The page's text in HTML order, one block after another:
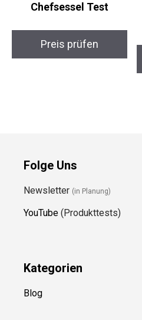
Chefsessel Test
Preis prüfen
Folge Uns
Newsletter (in Planung)
YouTube (Produkttests)
Kategorien
Blog